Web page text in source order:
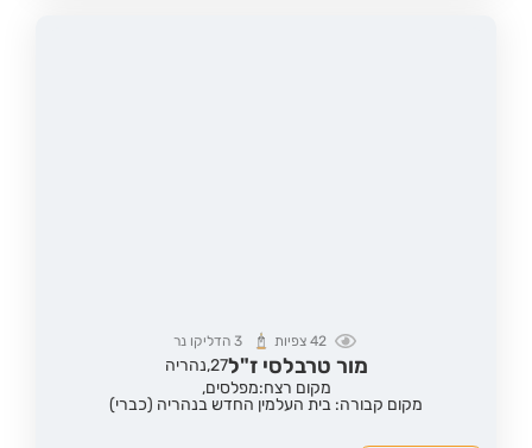
42צפיות 3 הדליקו נר
מור טרבלסי ז"ל27, נהריה
מקום רצח:מפלסים,
מקום קבורה: בית העלמין החדש בנהריה (כברי)